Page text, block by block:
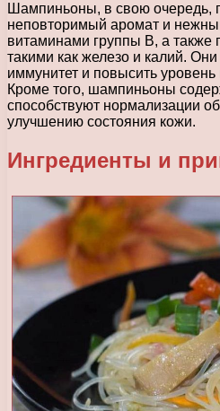
Шампиньоны, в свою очередь,
неповторимый аромат и
витаминами группы В, а
такими как железо и калий.
иммунитет и повысить уровень
Кроме того, шампиньоны
способствуют нормализации
улучшению состояния кожи.
Ингредиенты и